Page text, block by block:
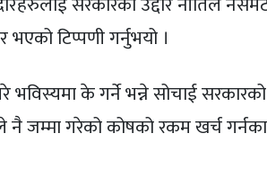
भएको टिप्पणी गर्नुभयो ।
के गर्ने भन्ने सोचाई सरकारको
गरेको कोषको रकम खर्च